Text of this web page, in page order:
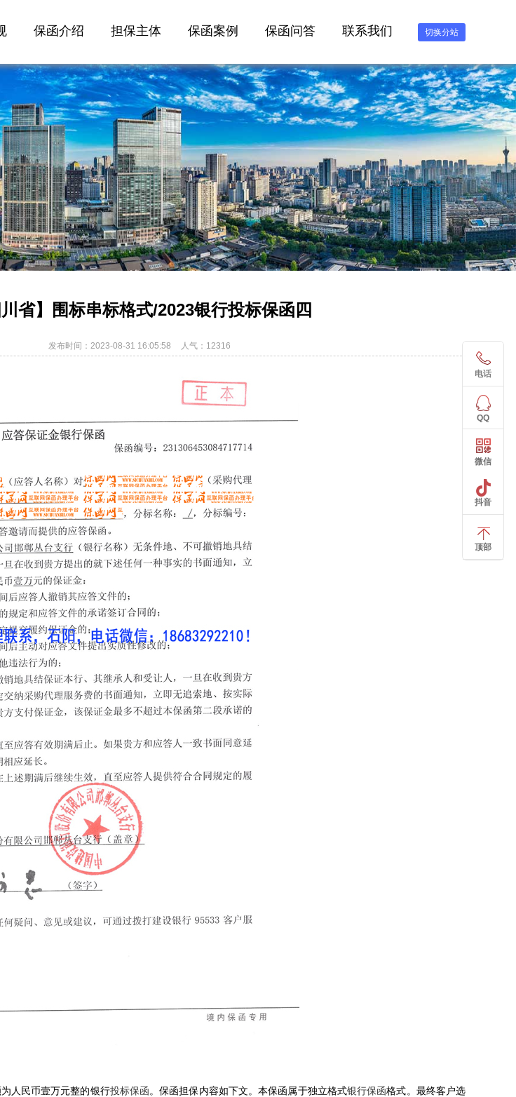
切换分站
保函介绍 担保主体 保函案例 保函问答 联系我们
川省】围标串标格式/2023银行投标保函四
发布时间：2023-08-31 16:05:58 人气：12316
人民币壹万元整的银行投标保函。保函担保内容如下文。本保函属于独立格式银行保函格式。最终客户选
电话
QQ
微信
抖音
顶部